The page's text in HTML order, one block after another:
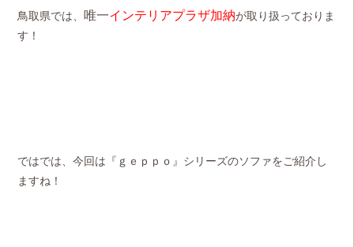
鳥取県では、 唯一インテリアプラザ加納が取り扱っておりま
す！
ではでは、今回は『ｇｅｐｐｏ』シリーズのソファをご紹介し
ますね！